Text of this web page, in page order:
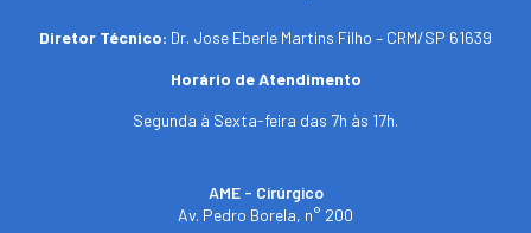
Diretor Técnico: Dr. Jose Eberle Martins Filho – CRM/SP 61639
Horário de Atendimento
Segunda à Sexta-feira das 7h às 17h.
AME - Cirúrgico
Av. Pedro Borela, n° 200